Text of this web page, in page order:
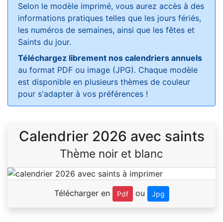
Selon le modèle imprimé, vous aurez accès à des
informations pratiques telles que les jours fériés,
les numéros de semaines, ainsi que les fêtes et
Saints du jour.
Téléchargez librement nos calendriers annuels
au format PDF ou image (JPG). Chaque modèle
est disponible en plusieurs thèmes de couleur
pour s'adapter à vos préférences !
Calendrier 2026 avec saints
Thème noir et blanc
Télécharger en Pdf ou Jpg